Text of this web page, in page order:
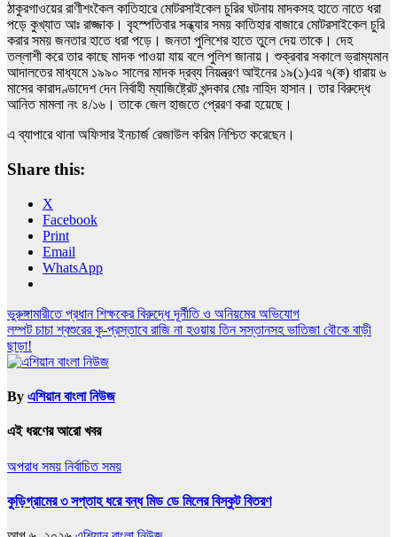
ঠাকুরগাওয়ের রাণীশংকৈল কাতিহারে মোটরসাইকেল চুরির ঘটনায় মাদকসহ হাতে নাতে ধরা
পড়ে কুখ্যাত আঃ রাজ্জাক। বৃহস্পতিবার সন্ধ্যার সময় কাতিহার বাজারে মোটরসাইকেল চুরি
করার সময় জনতার হাতে ধরা পড়ে। জনতা পুলিশের হাতে তুলে দেয় তাকে। দেহ
তল্লাশী করে তার কাছে মাদক পাওয়া যায় বলে পুলিশ জানায়। শুক্রবার সকালে ভ্রাম্যমান
আদালতের মাধ্যমে ১৯৯০ সালের মাদক দ্রব্য নিয়ন্ত্রণ আইনের ১৯(১)এর ৭(ক) ধারায় ৬
মাসের কারাদণ্ডাদেশ দেন নির্বাহী ম্যাজিষ্ট্রেট খন্দকার মোঃ নাহিদ হাসান। তার বিরুদ্ধে
আনিত মামলা নং ৪/১৬। তাকে জেল হাজতে প্রেরণ করা হয়েছে।
এ ব্যাপারে থানা অফিসার ইনচার্জ রেজাউল করিম নিশ্চিত করেছেন।
Share this:
X
Facebook
Print
Email
WhatsApp
Post
navigation
ভুরুঙ্গামারীতে প্রধান শিক্ষকের বিরুদ্ধে দূর্নীতি ও অনিয়মের অভিযোগ
লম্পট চাচা শ্বশুরের কু-প্রস্তাবে রাজি না হওয়ায় তিন সস্তানসহ ভাতিজা বৌকে বাড়ী
ছাড়া!
By এশিয়ান বাংলা নিউজ
এই ধরণের আরো খবর
অপরাধ সময় নির্বাচিত সময়
কুড়িগ্রামের ৩ সপ্তাহ ধরে বন্ধ মিড ডে মিলের বিস্কুট বিতরণ